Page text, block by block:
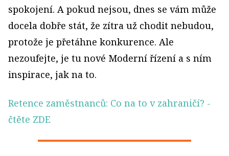
spokojení. A pokud nejsou, dnes se vám může
docela dobře stát, že zítra už chodit nebudou,
protože je přetáhne konkurence. Ale
nezoufejte, je tu nové Moderní řízení a s ním
inspirace, jak na to.
Retence zaměstnanců: Co na to v zahraničí? -
čtěte ZDE